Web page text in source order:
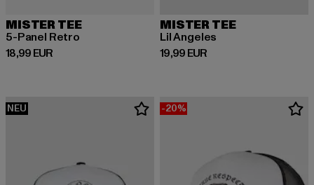
MISTER TEE
5-Panel Retro
18,99 EUR
Derzeitiger Preis: 18,99 EUR
MISTER TEE
Lil Angeles
19,99 EUR
Derzeitiger Preis: 19,99 EUR
NEU -20%